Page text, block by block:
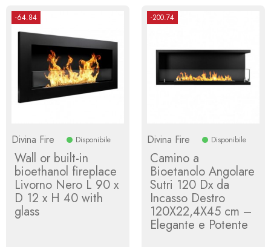
-64.84
Divina Fire Disponibile
Wall or built-in
bioethanol fireplace
Livorno Nero L 90 x
D 12 x H 40 with
glass
-200.74
Divina Fire Disponibile
Camino a
Bioetanolo Angolare
Sutri 120 Dx da
Incasso Destro
120X22,4X45 cm –
Elegante e Potente